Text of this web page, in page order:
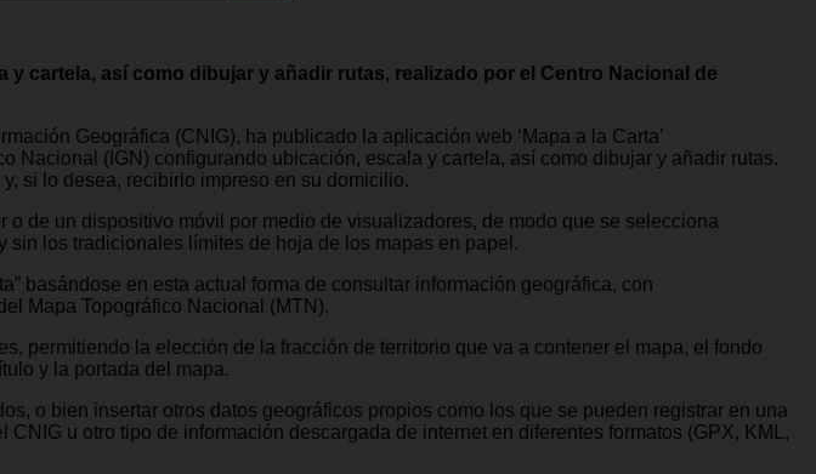
cartela, así como dibujar y añadir rutas, realizado por el Centro Nacional de
Geográfica (CNIG), ha publicado la aplicación web ‘Mapa a la Carta’
Nacional (IGN) configurando ubicación, escala y cartela, así como dibujar y añadir rutas.
si lo desea, recibirlo impreso en su domicilio.
de un dispositivo móvil por medio de visualizadores, de modo que se selecciona
los tradicionales límites de hoja de los mapas en papel.
basándose en esta actual forma de consultar información geográfica, con
Mapa Topográfico Nacional (MTN).
permitiendo la elección de la fracción de territorio que va a contener el mapa, el fondo
y la portada del mapa.
o bien insertar otros datos geográficos propios como los que se pueden registrar en una
u otro tipo de información descargada de internet en diferentes formatos (GPX, KML,